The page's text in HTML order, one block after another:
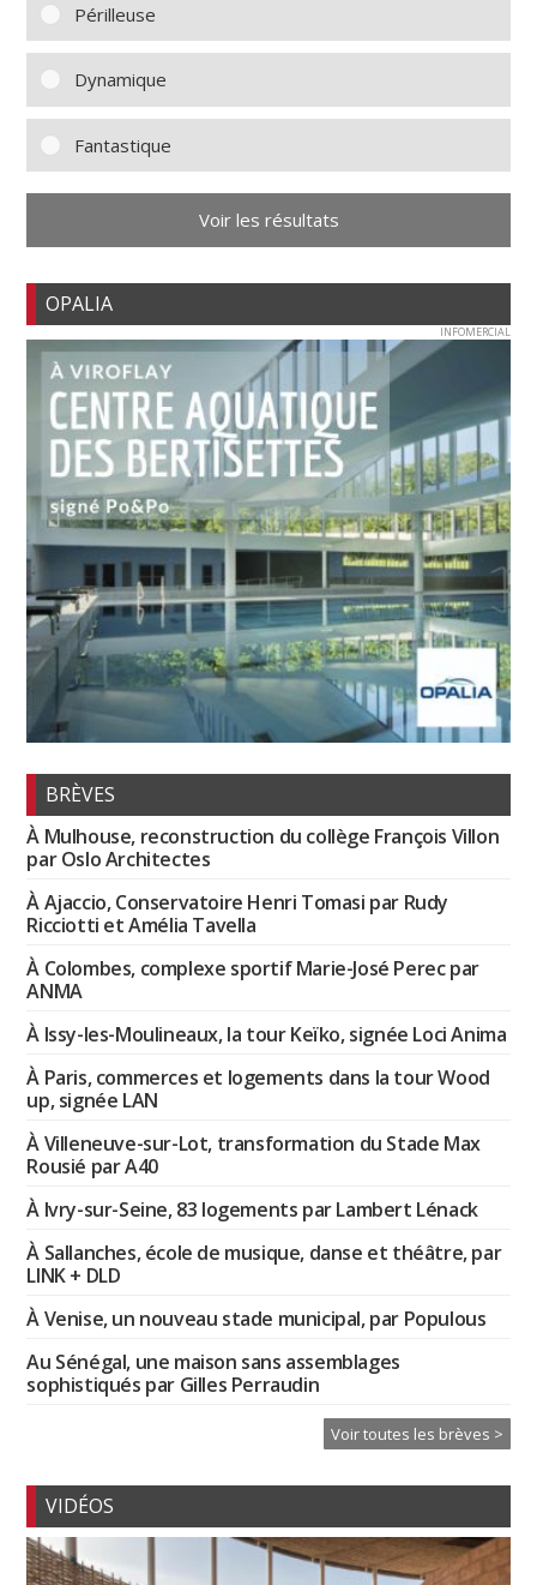
Périlleuse
Dynamique
Fantastique
Voir les résultats
OPALIA
INFOMERCIAL
BRÈVES
À Mulhouse, reconstruction du collège François Villon
par Oslo Architectes
À Ajaccio, Conservatoire Henri Tomasi par Rudy
Ricciotti et Amélia Tavella
À Colombes, complexe sportif Marie-José Perec par
ANMA
À Issy-les-Moulineaux, la tour Keïko, signée Loci Anima
À Paris, commerces et logements dans la tour Wood
up, signée LAN
À Villeneuve-sur-Lot, transformation du Stade Max
Rousié par A40
À Ivry-sur-Seine, 83 logements par Lambert Lénack
À Sallanches, école de musique, danse et théâtre, par
LINK + DLD
À Venise, un nouveau stade municipal, par Populous
Au Sénégal, une maison sans assemblages
sophistiqués par Gilles Perraudin
Voir toutes les brèves >
VIDÉOS